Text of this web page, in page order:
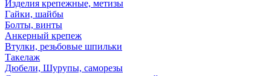
Изделия крепежные, метизы
Гайки, шайбы
Болты, винты
Анкерный крепеж
Втулки, резьбовые шпильки
Такелаж
Дюбели, Шурупы, саморезы